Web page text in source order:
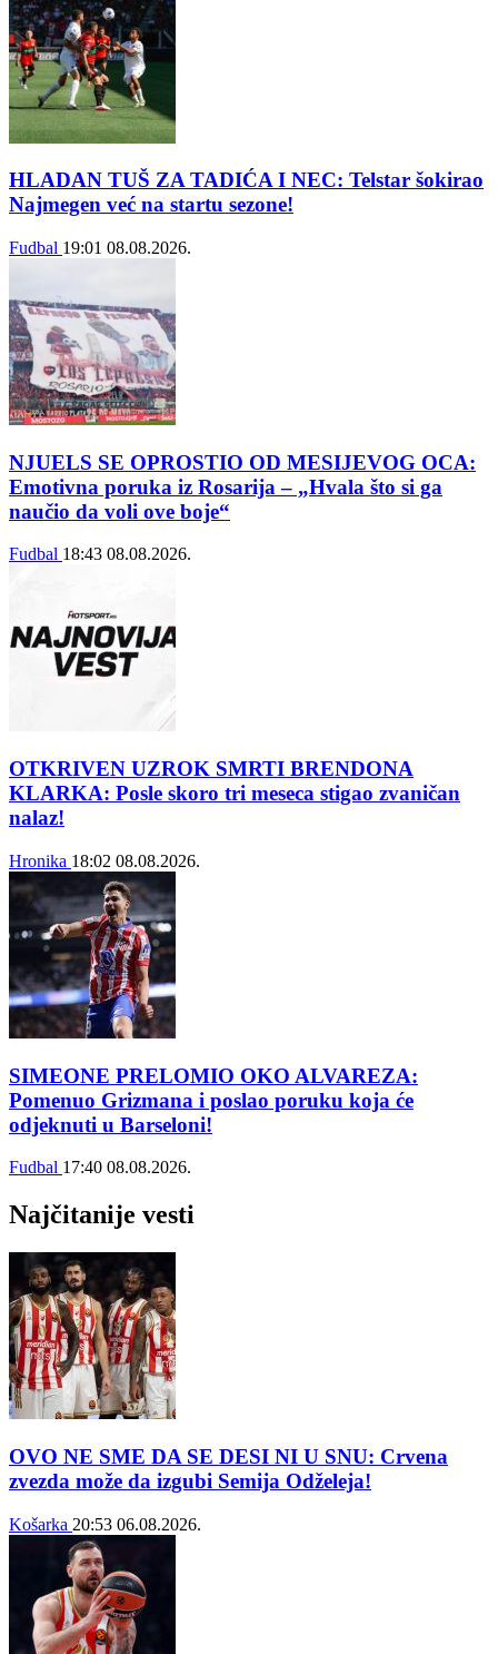
HLADAN TUŠ ZA TADIĆA I NEC: Telstar šokirao
Najmegen već na startu sezone!
Fudbal 19:01 08.08.2026.
NJUELS SE OPROSTIO OD MESIJEVOG OCA:
Emotivna poruka iz Rosarija – „Hvala što si ga
naučio da voli ove boje“
Fudbal 18:43 08.08.2026.
OTKRIVEN UZROK SMRTI BRENDONA
KLARKA: Posle skoro tri meseca stigao zvaničan
nalaz!
Hronika 18:02 08.08.2026.
SIMEONE PRELOMIO OKO ALVAREZA:
Pomenuo Grizmana i poslao poruku koja će
odjeknuti u Barseloni!
Fudbal 17:40 08.08.2026.
Najčitanije vesti
OVO NE SME DA SE DESI NI U SNU: Crvena
zvezda može da izgubi Semija Odželeja!
Košarka 20:53 06.08.2026.